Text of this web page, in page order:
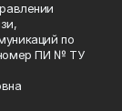
по
номер ПИ № ТУ